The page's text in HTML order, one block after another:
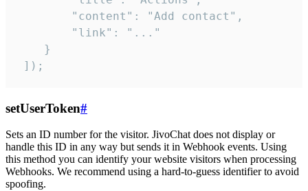
        "content": "Add contact",
        "link": "..."
    }
]);
setUserToken#
Sets an ID number for the visitor. JivoChat does not display or
handle this ID in any way but sends it in Webhook events. Using
this method you can identify your website visitors when processing
Webhooks. We recommend using a hard-to-guess identifier to avoid
spoofing.